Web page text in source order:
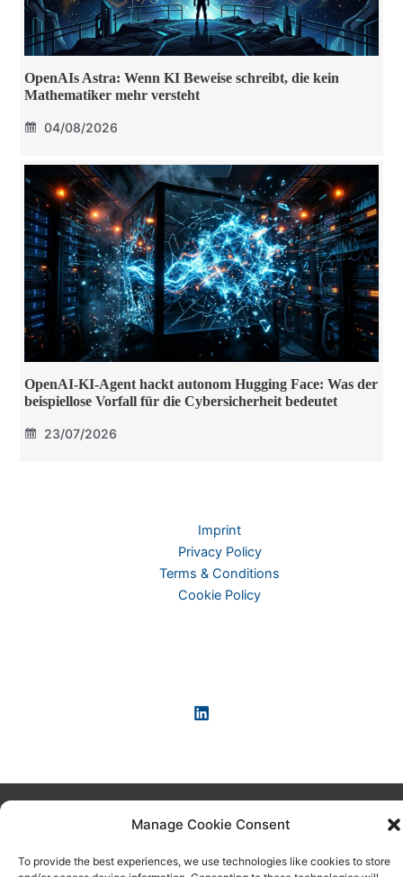
Manage Cookie Consent
To provide the best experiences, we use technologies like cookies to store
OpenAIs Astra: Wenn KI Beweise schreibt, die kein
Mathematiker mehr versteht
04/08/2026
OpenAI-KI-Agent hackt autonom Hugging Face: Was der
beispiellose Vorfall für die Cybersicherheit bedeutet
23/07/2026
Imprint
Privacy Policy
Terms & Conditions
Cookie Policy
praxisnah erklärt